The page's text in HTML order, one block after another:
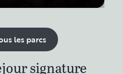
les parcs
signature